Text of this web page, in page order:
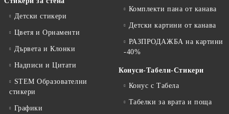
Детски стикери
Цветя и Орнаменти
Дървета и Клонки
Надписи и Цитати
STEM Образователни
стикери
Графики
Комплекти пана от канава
Детски картини от канава
РАЗПРОДАЖБА на картини
-40%
Конуси-Табели-Стикери
Конус с Табела
Табелки за врата и поща